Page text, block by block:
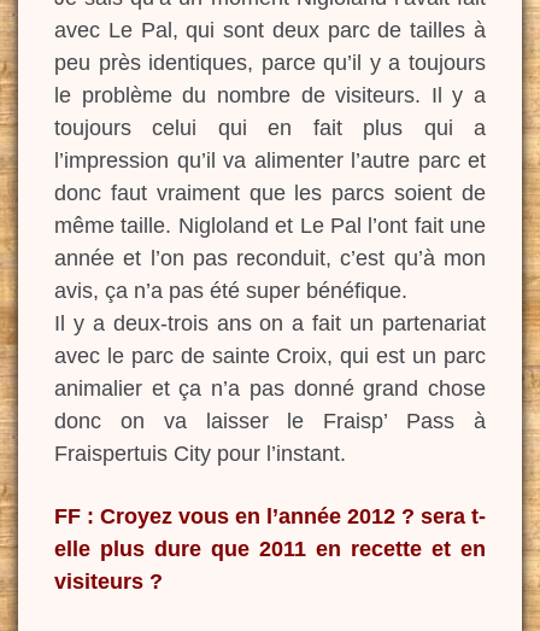
avec Le Pal, qui sont deux parc de tailles à
peu près identiques, parce qu’il y a toujours
le problème du nombre de visiteurs. Il y a
toujours celui qui en fait plus qui a
l’impression qu’il va alimenter l’autre parc et
donc faut vraiment que les parcs soient de
même taille. Nigloland et Le Pal l’ont fait une
année et l’on pas reconduit, c’est qu’à mon
avis, ça n’a pas été super bénéfique.
Il y a deux-trois ans on a fait un partenariat
avec le parc de sainte Croix, qui est un parc
animalier et ça n’a pas donné grand chose
donc on va laisser le Fraisp’ Pass à
Fraispertuis City pour l’instant.
FF : Croyez vous en l’année 2012 ? sera t-
elle plus dure que 2011 en recette et en
visiteurs ?